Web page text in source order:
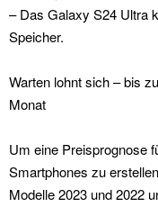
– Das Galaxy S24 Ultra
Speicher.
Warten lohnt sich – bis
Monat
Um eine Preisprognose
Smartphones zu
Modelle 2023 und 2022